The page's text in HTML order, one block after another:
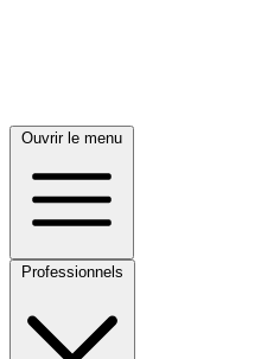
Ouvrir le menu
Professionnels